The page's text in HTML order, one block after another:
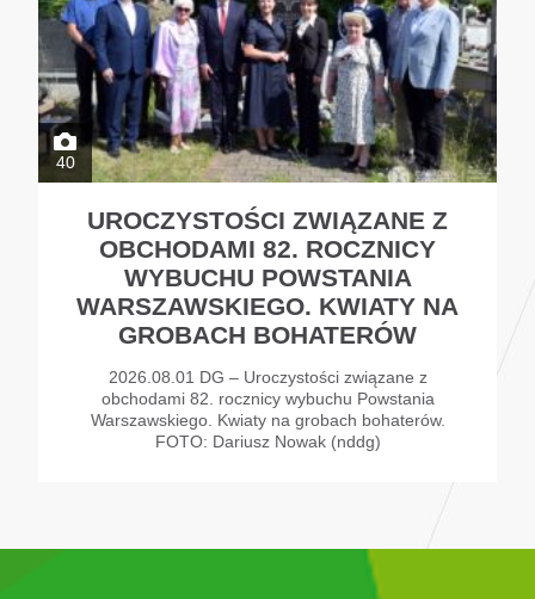
40
UROCZYSTOŚCI ZWIĄZANE Z
OBCHODAMI 82. ROCZNICY
WYBUCHU POWSTANIA
WARSZAWSKIEGO. KWIATY NA
GROBACH BOHATERÓW
2026.08.01 DG – Uroczystości związane z
obchodami 82. rocznicy wybuchu Powstania
Warszawskiego. Kwiaty na grobach bohaterów.
FOTO: Dariusz Nowak (nddg)